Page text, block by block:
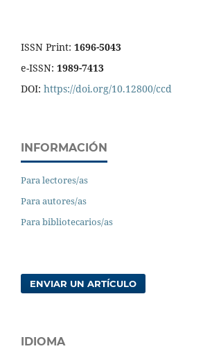
ISSN Print: 1696-5043
e-ISSN: 1989-7413
DOI: https://doi.org/10.12800/ccd
INFORMACIÓN
Para lectores/as
Para autores/as
Para bibliotecarios/as
ENVIAR UN ARTÍCULO
IDIOMA